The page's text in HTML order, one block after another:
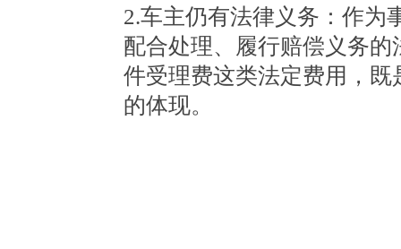
2.车主仍有法律义务：作为
配合处理、履行赔偿义务
件受理费这类法定费用，
的体现。